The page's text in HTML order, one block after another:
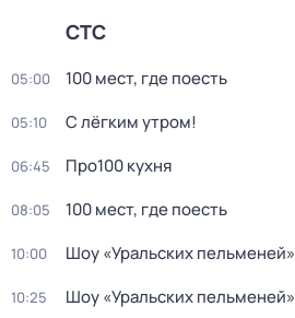
СТС
05:00 100 мест, где поесть
05:10 С лёгким утром!
06:45 Про100 кухня
08:05 100 мест, где поесть
10:00 Шоу «Уральских пельменей»
10:25 Шоу «Уральских пельменей»